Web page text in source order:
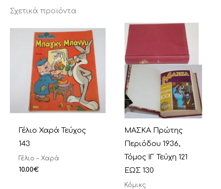
Σχετικά προϊόντα
Γέλιο Χαρά Τεύχος
143
Γέλιο – Χαρά
10.00€
ΜΑΣΚΑ Πρώτης
Περιόδου 1936,
Τόμος ΙΓ Τεύχη 121
ΕΩΣ 130
Κόμικς